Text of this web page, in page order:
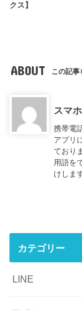
クス】
ABOUT この記事
スマ
携帯電
アプリ
ており
用語を
けしま
カテゴリー
LINE